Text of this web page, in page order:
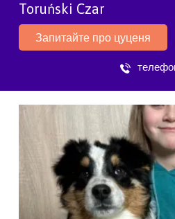
Toruński Czar
Запитайте про цуценя